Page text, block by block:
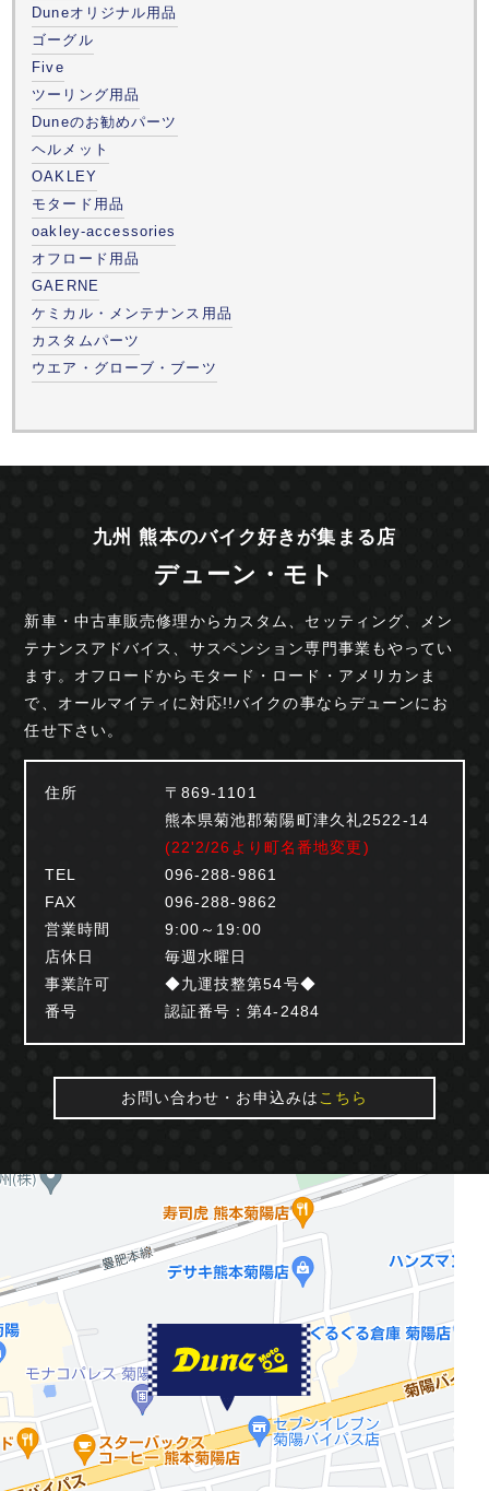
Duneオリジナル用品
ゴーグル
Five
ツーリング用品
Duneのお勧めパーツ
ヘルメット
OAKLEY
モタード用品
oakley-accessories
オフロード用品
GAERNE
ケミカル・メンテナンス用品
カスタムパーツ
ウエア・グローブ・ブーツ
九州 熊本のバイク好きが集まる店
デューン・モト
新車・中古車販売修理からカスタム、セッティング、
メン
テナンスアドバイス、サスペンション専門事業もやってい
ます。オフロードからモタード・ロード・ アメリカンま
で、オールマイティに対応!!バイクの事ならデューンにお
任せ下さい。
住所
〒869-1101
熊本県菊池郡菊陽町津久礼2522-14
(22'2/26より町名番地変更)
TEL
096-288-9861
FAX
096-288-9862
営業時間
9:00～19:00
店休日
毎週水曜日
事業許可
番号
◆九運技整第54号◆
認証番号：第4-2484
お問い合わせ・お申込みは こちら